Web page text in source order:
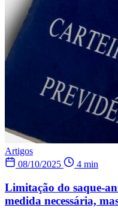
Artigos
08/10/2025
4 min
Limitação do saque-
medida necessária,